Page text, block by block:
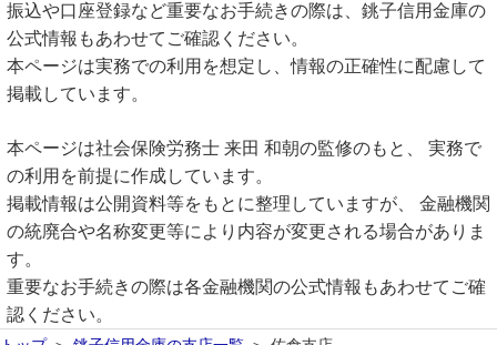
振込や口座登録など重要なお手続きの際は、銚子信用金庫の
公式情報もあわせてご確認ください。
本ページは実務での利用を想定し、情報の正確性に配慮して
掲載しています。
本ページは社会保険労務士 来田 和朝の監修のもと、 実務で
の利用を前提に作成しています。
掲載情報は公開資料等をもとに整理していますが、 金融機関
の統廃合や名称変更等により内容が変更される場合がありま
す。
重要なお手続きの際は各金融機関の公式情報もあわせてご確
認ください。